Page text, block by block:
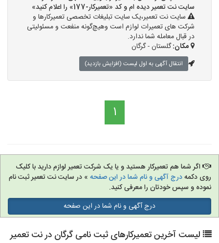
سایت نت تعمیر دیده ام و کد «تعمیرکار-177» را اعلام کنید»
سایت نت تعمیر،یک سایت تبلیغات تخصصی تعمیرکارها و
شرکت های تعمیرات لوازم است وهیچ‌گونه منفعت و مسئولیتی
در قبال معامله شما ندارد.
مکان:گلستان - گرگان
انتقال آگهی به اول لیست (افزایش بازدید)
1
اگر شما هم تعمیرکار هستید و یا یک شرکت تعمیر لوازم دارید با کلیک
روی دکمهدرج آگهی و نام شما در این صفحه » در سایت نت تعمیر ثبت نام
نموده و سپس خودتان را معرفی کنید.
درج آگهی و نام شما در این صفحه
لیست آخرین تعمیرکارهای ثبت نامی گرگان در نت تعمیر